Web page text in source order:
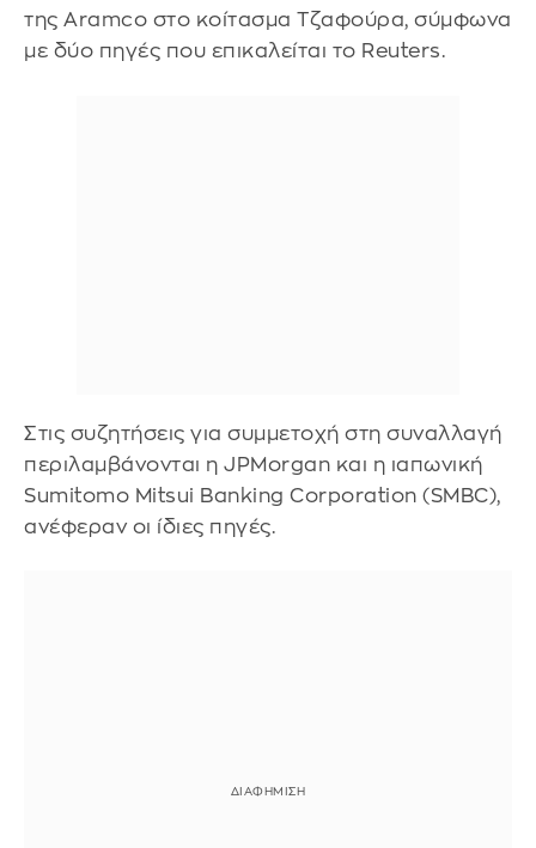
της Aramco στο κοίτασμα Τζαφούρα, σύμφωνα
με δύο πηγές που επικαλείται το Reuters.
Στις συζητήσεις για συμμετοχή στη συναλλαγή
περιλαμβάνονται η JPMorgan και η ιαπωνική
Sumitomo Mitsui Banking Corporation (SMBC),
ανέφεραν οι ίδιες πηγές.